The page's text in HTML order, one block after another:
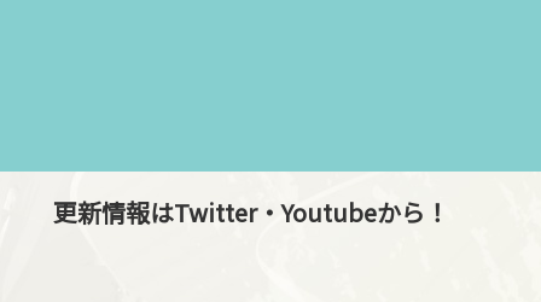
更新情報はTwitter・Youtubeから！